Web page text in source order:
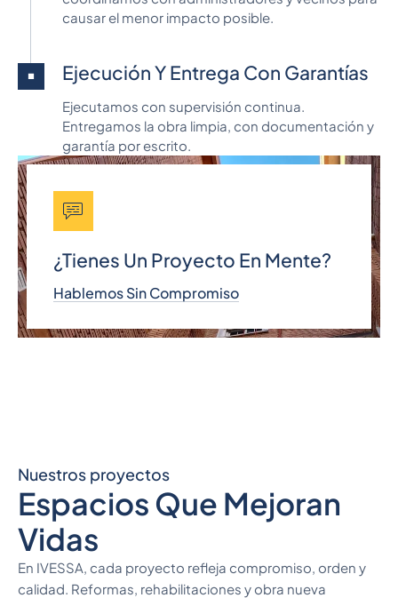
¿Tienes Un Proyecto En Mente?
Hablemos Sin Compromiso
causar el menor impacto posible.
Ejecución Y Entrega Con Garantías
Ejecutamos con supervisión continua.
Entregamos la obra limpia, con documentación y
garantía por escrito.
Nuestros proyectos
Espacios Que Mejoran
Vidas
En IVESSA, cada proyecto refleja compromiso, orden y
calidad. Reformas, rehabilitaciones y obra nueva